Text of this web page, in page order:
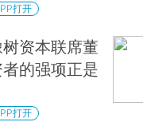
打开
树资本联席董
的强项正是
打开